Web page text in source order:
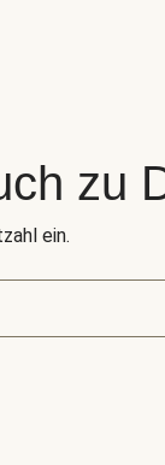
zu
ein.